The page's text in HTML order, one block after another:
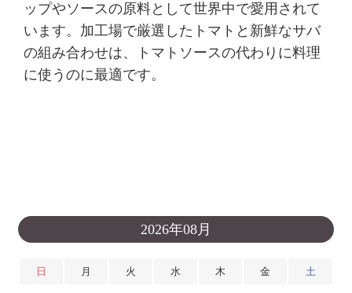
ップやソースの原料として世界中で愛用されて
います。加工場で厳選したトマトと新鮮なサバ
の組み合わせは、トマトソースの代わりに料理
に使うのに最適です。
2026年08月
日 月 火 水 木 金 土